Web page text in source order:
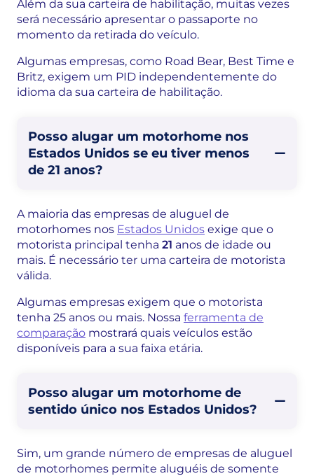
Além da sua carteira de habilitação, muitas vezes
será necessário apresentar o passaporte no
momento da retirada do veículo.
Algumas empresas, como Road Bear, Best Time e
Britz, exigem um PID independentemente do
idioma da sua carteira de habilitação.
Posso alugar um motorhome nos
Estados Unidos se eu tiver menos
de 21 anos?
A maioria das empresas de aluguel de
motorhomes nos Estados Unidos exige que o
motorista principal tenha 21 anos de idade ou
mais. É necessário ter uma carteira de motorista
válida.
Algumas empresas exigem que o motorista
tenha 25 anos ou mais. Nossa ferramenta de
comparação mostrará quais veículos estão
disponíveis para a sua faixa etária.
Posso alugar um motorhome de
sentido único nos Estados Unidos?
Sim, um grande número de empresas de aluguel
de motorhomes permite aluguéis de somente